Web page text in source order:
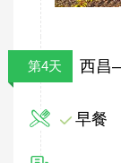
第4天 西昌
早餐